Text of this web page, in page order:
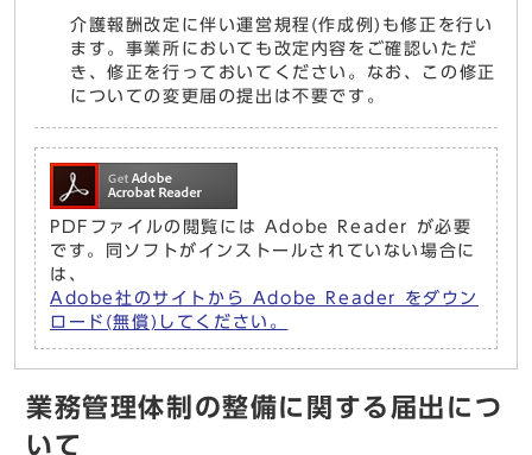
介護報酬改定に伴い運営規程(作成例)も修正を行い
ます。事業所においても改定内容をご確認いただ
き、修正を行っておいてください。なお、この修正
についての変更届の提出は不要です。
PDFファイルの閲覧には Adobe Reader が必要
です。同ソフトがインストールされていない場合に
は、
Adobe社のサイトから Adobe Reader をダウン
ロード(無償)してください。
業務管理体制の整備に関する届出につ
いて